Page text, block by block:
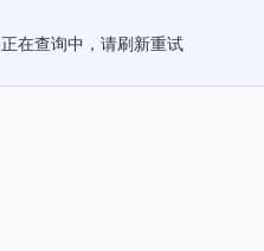
正在查询中，请刷新重试